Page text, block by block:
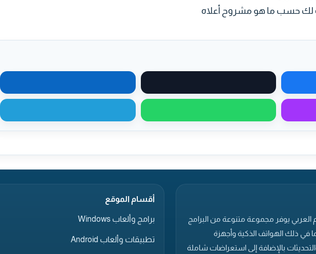
لك حسب ما هو مشروح أعلاه
فيسبوك مشاركة على
ماسنجر مشاركة عبر واتساب مشاركة عبر تيليجرام
العربي يوفر مجموعة متنوعة من البرامج
في ذلك الهواتف الذكية وأجهزة
بالإضافة إلى استعراضات شاملة
أقسام الموقع
برامج وألعاب Windows
تطبيقات وألعاب Android